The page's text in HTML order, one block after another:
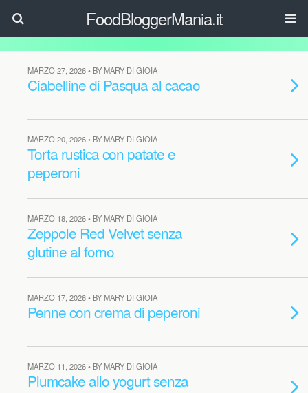
FoodBloggerMania.it
MARZO 27, 2026 • BY MARY DI GIOIA
Ciabelline di Pasqua al cacao
MARZO 20, 2026 • BY MARY DI GIOIA
Torta rustica con patate e
peperoni
MARZO 18, 2026 • BY MARY DI GIOIA
Zeppole Red Velvet senza
glutine al forno
MARZO 17, 2026 • BY MARY DI GIOIA
Penne con crema di peperoni
MARZO 11, 2026 • BY MARY DI GIOIA
Plumcake allo yogurt senza